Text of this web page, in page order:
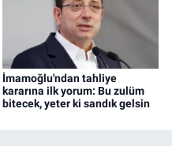
İmamoğlu'ndan tahliye
kararına ilk yorum: Bu zulüm
bitecek, yeter ki sandık gelsin